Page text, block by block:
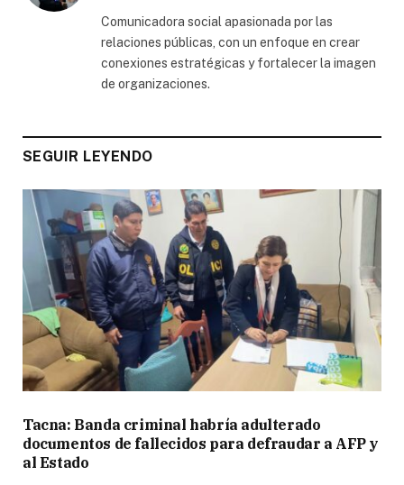
Comunicadora social apasionada por las
relaciones públicas, con un enfoque en crear
conexiones estratégicas y fortalecer la imagen
de organizaciones.
SEGUIR LEYENDO
Tacna: Banda criminal habría adulterado
documentos de fallecidos para defraudar a AFP y
al Estado